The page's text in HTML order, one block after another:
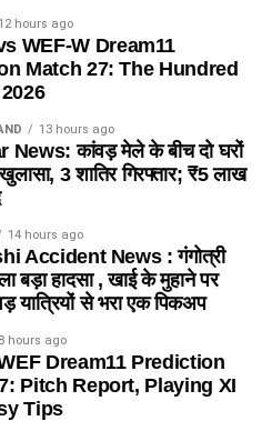
12 hours ago
WEF-W Dream11
Match 27: The Hundred
13 hours ago
News: कांवड़ मेले के बीच दो घरों
3 शातिर गिरफ्तार; ₹5 लाख
14 hours ago
Accident News : गंगोत्री
बड़ा हादसा , खाई के मुहाने पर
यात्रियों से भरा एक पिकअप
8 hours ago
Dream11 Prediction
Pitch Report, Playing XI
Tips